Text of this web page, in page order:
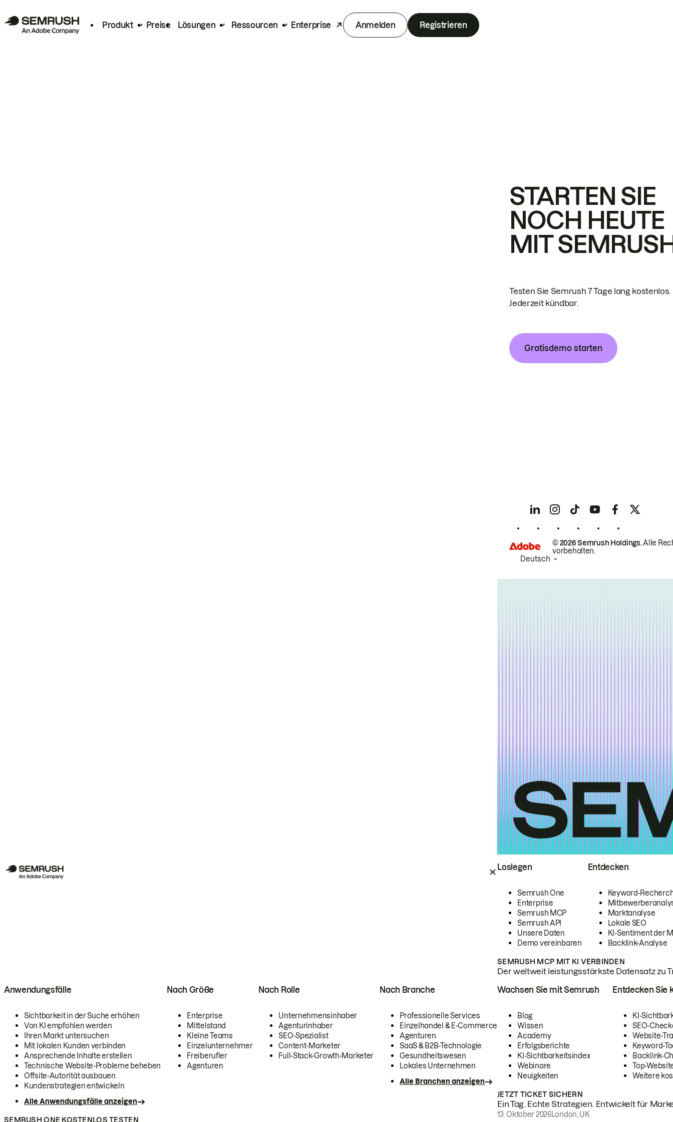
Produkt Preise Lösungen Ressourcen Enterprise Anmelden Registrieren
Loslegen
Semrush One
Enterprise
Semrush MCP
Semrush API
Unsere Daten
Demo vereinbaren
Entdecken
Keyword-
Marktanalyse
Lokale SEO
KI-Sentiment der
Backlink-Analyse
SEMRUSH MCP MIT KI VERBINDEN
Der weltweit leistungsstärkste Datensatz zu
Anwendungsfälle
Sichtbarkeit in der Suche erhöhen
Von KI empfohlen werden
Ihren Markt untersuchen
Mit lokalen Kunden verbinden
Ansprechende Inhalte erstellen
Technische Website-Probleme beheben
Offsite-Autorität ausbauen
Kundenstrategien entwickeln
Alle Anwendungsfälle anzeigen
Nach Größe
Enterprise
Mittelstand
Kleine Teams
Einzelunternehmer
Freiberufler
Agenturen
Nach Rolle
Unternehmensinhaber
Agenturinhaber
SEO-Spezialist
Content-Marketer
Full-Stack-Growth-Marketer
Nach Branche
Professionelle Services
Einzelhandel & E-Commerce
Agenturen
SaaS & B2B-Technologie
Gesundheitswesen
Lokales Unternehmen
Alle Branchen anzeigen
SEMRUSH ONE KOSTENLOS TESTEN
Wachsen Sie mit Semrush
Blog
Wissen
Academy
Erfolgsberichte
KI-Sichtbarkeitsindex
Webinare
Neuigkeiten
Entdecken Sie
KI-
SEO-
Website-
Keyword-
Backlink-
Top-
Weitere
JETZT TICKET SICHERN
Ein Tag. Echte Strategien. Entwickelt für
13. Oktober 2026London, UK
STARTEN SIE
NOCH HEUTE
MIT
Testen Sie Semrush 7 Tage lang kostenlos.
Jederzeit kündbar.
Gratisdemo starten
© 2026 Semrush Holdings.Alle
vorbehalten.
Deutsch